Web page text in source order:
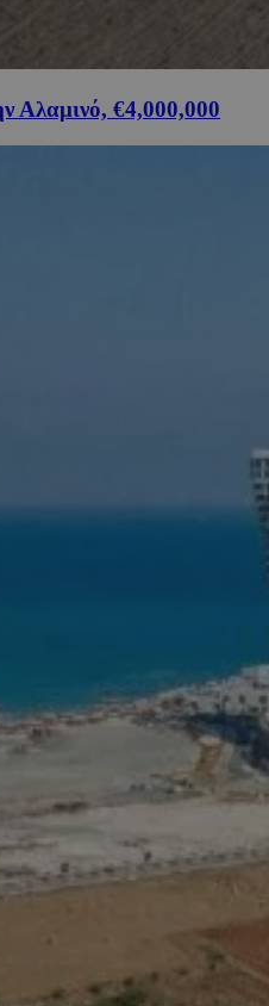
Αλαμινό, €4,000,000